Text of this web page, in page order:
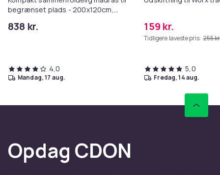
begrænset plads - 200x120cm,
838 kr.
4,0
mandag, 17 aug.
159 kr.
Tidligere laveste pris: 255
5,0
fredag, 14 aug.
Opdag CDON